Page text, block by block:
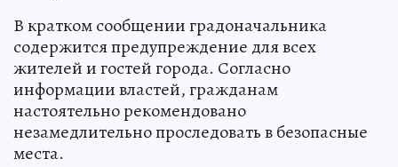
В кратком сообщении градоначальника
содержится предупреждение для всех
жителей и гостей города. Согласно
информации властей, гражданам
настоятельно рекомендовано
незамедлительно проследовать в безопасные
места.